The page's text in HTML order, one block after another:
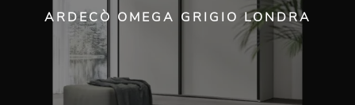
ARDECÒ OMEGA GRIGIO LONDRA